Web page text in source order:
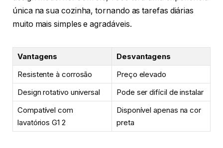
única na sua cozinha, tornando as tarefas diárias
muito mais simples e agradáveis.
Vantagens
Desvantagens
Resistente à corrosão
Preço elevado
Design rotativo universal
Pode ser difícil de instalar
Compatível com
lavatórios G1 2
Disponível apenas na cor
preta